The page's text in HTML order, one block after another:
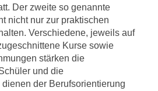
Der zweite so genannte
nicht nur zur praktischen
Verschiedene, jeweils auf
Kurse sowie
stärken die
und die
der Berufsorientierung